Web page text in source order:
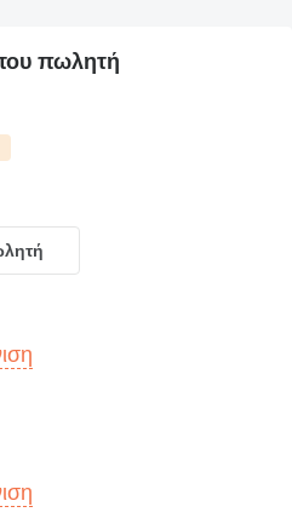
του πωλητή